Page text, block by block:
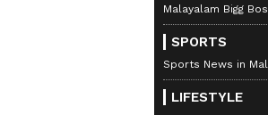
Malayalam Bigg
SPORTS
Sports News in
LIFESTYLE